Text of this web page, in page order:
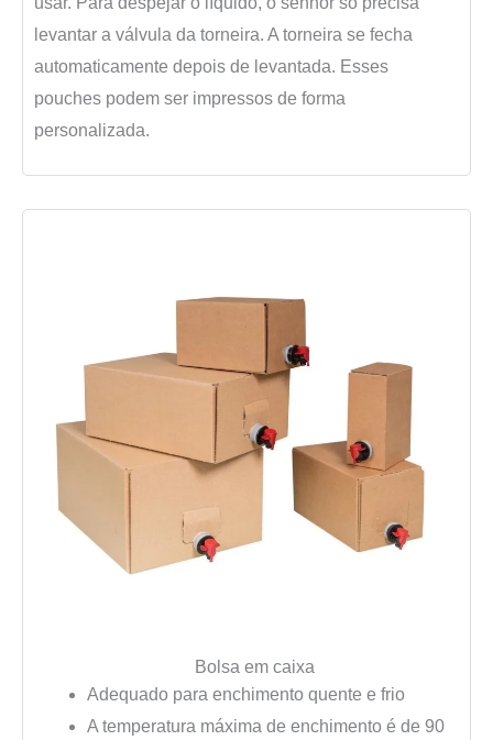
levantar a válvula da torneira. A torneira se fecha
automaticamente depois de levantada. Esses
pouches podem ser impressos de forma
personalizada.
Bolsa em caixa
Adequado para enchimento quente e frio
A temperatura máxima de enchimento é de 90